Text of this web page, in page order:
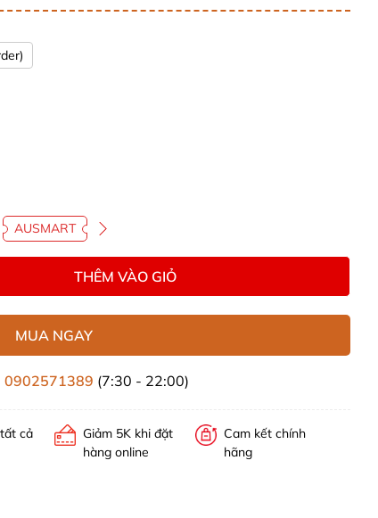
AUSMART
THÊM VÀO GIỎ
MUA NGAY
0902571389 (7:30 - 22:00)
cả
Giảm 5K khi đặt
hàng online
Cam kết chính
hãng